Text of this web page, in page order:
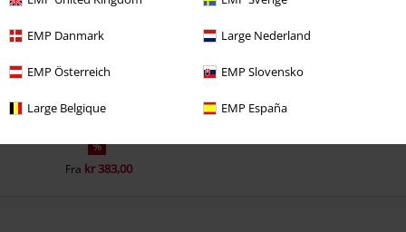
EMP Danmark Large Nederland
EMP Österreich EMP Slovensko
Large Belgique EMP España
%
Fra kr 383,00